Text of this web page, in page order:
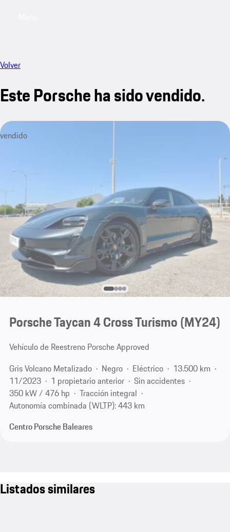
Volver
Este Porsche ha sido vendido.
vendido
Porsche Taycan 4 Cross Turismo (MY24)
Vehículo de Reestreno Porsche Approved
Gris Volcano Metalizado
Negro Eléctrico
13.500 km
11/2023
1 propietario anterior
Sin accidentes
350 kW / 476 hp
Tracción integral
Autonomía combinada (WLTP): 443 km
Centro Porsche Baleares
Listados similares